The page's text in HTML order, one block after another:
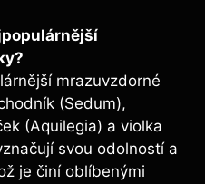
mrazuvzdorné
(Sedum),
(Aquilegia) a violka
svou odolností a
je činí oblíbenými